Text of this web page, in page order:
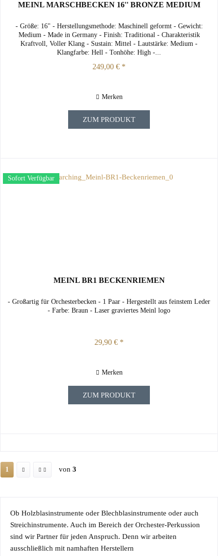
MEINL MARSCHBECKEN 16'' BRONZE MEDIUM
- Größe: 16" - Herstellungsmethode: Maschinell geformt - Gewicht:
Medium - Made in Germany - Finish: Traditional - Charakteristik
Kraftvoll, Voller Klang - Sustain: Mittel - Lautstärke: Medium -
Klangfarbe: Hell - Tonhöhe: High -...
249,00 € *
Merken
ZUM PRODUKT
Sofort Verfügbar
MEINL BR1 BECKENRIEMEN
- Großartig für Orchesterbecken - 1 Paar - Hergestellt aus feinstem Leder
- Farbe: Braun - Laser graviertes Meinl logo
29,90 € *
Merken
ZUM PRODUKT
1 von 3
Ob Holzblasinstrumente oder Blechblasinstrumente oder auch
Streichinstrumente. Auch im Bereich der Orchester-Perkussion
sind wir Partner für jeden Anspruch. Denn wir arbeiten
ausschließlich mit namhaften Herstellern